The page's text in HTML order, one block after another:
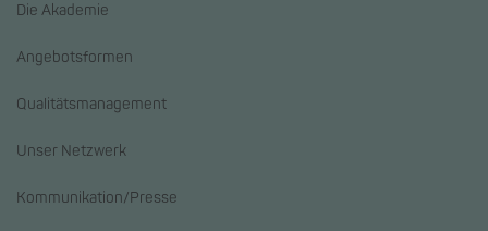
Die Akademie
Angebotsformen
Qualitätsmanagement
Unser Netzwerk
Kommunikation/Presse